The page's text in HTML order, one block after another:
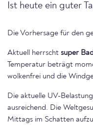
Ist heute ein guter
Die Vorhersage für den
Aktuell herrscht super
Temperatur beträgt
wolkenfrei und die
Die aktuelle UV-
ausreichend. Die
Mittags im Schatten